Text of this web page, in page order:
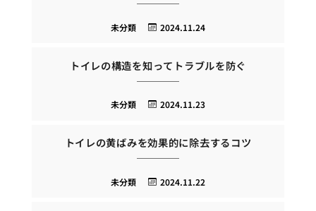
2024.11.24
未分類
トイレの構造を知ってトラブルを防ぐ
2024.11.23
未分類
トイレの黄ばみを効果的に除去するコツ
2024.11.22
未分類